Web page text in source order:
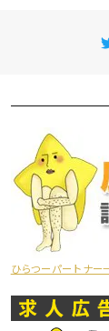
ひらつーパートナー